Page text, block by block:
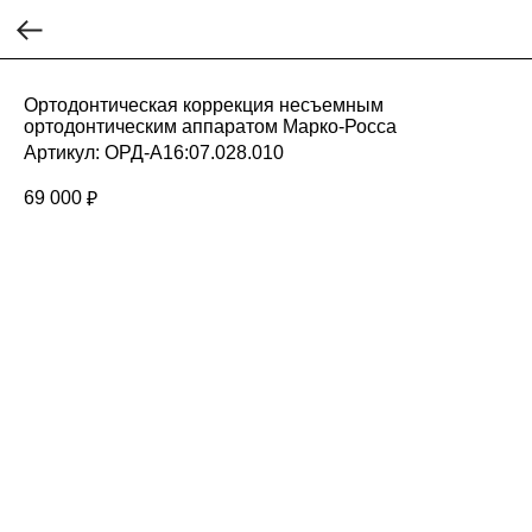
Ортодонтическая коррекция несъемным
ортодонтическим аппаратом Марко-Росса
Артикул: ОРД-А16:07.028.010
69 000 ₽